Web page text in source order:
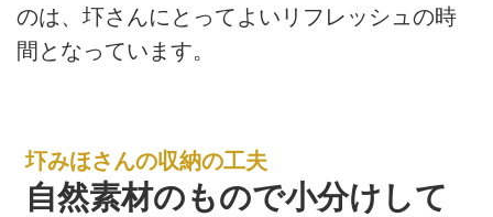
のは、圷さんにとってよいリフレッシュの時
間となっています。
圷みほさんの収納の工夫
自然素材のもので小分けして